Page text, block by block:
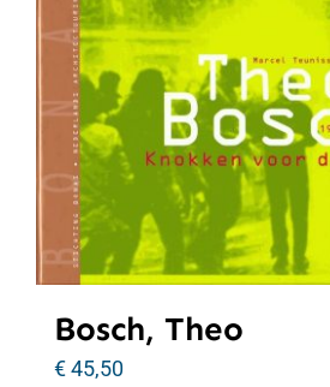
Bosch, Theo
€45,50